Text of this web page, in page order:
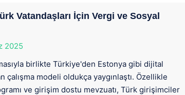
Vatandaşları İçin Vergi ve Sosyal
2025
birlikte Türkiye'den Estonya gibi dijital
çalışma modeli oldukça yaygınlaştı. Özellikle
ve girişim dostu mevzuatı, Türk girişimciler